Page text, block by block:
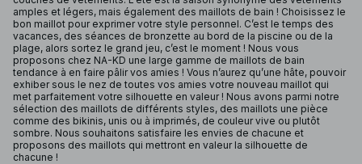
amples et légers, mais également des maillots de bain ! Choisissez le
bon maillot pour exprimer votre style personnel. C’est le temps des
vacances, des séances de bronzette au bord de la piscine ou de la
plage, alors sortez le grand jeu, c’est le moment ! Nous vous
proposons chez NA-KD une large gamme de maillots de bain
tendance à en faire pâlir vos amies ! Vous n’aurez qu’une hâte, pouvoir
exhiber sous le nez de toutes vos amies votre nouveau maillot qui
met parfaitement votre silhouette en valeur ! Nous avons parmi notre
sélection des maillots de différents styles, des maillots une pièce
comme des bikinis, unis ou à imprimés, de couleur vive ou plutôt
sombre. Nous souhaitons satisfaire les envies de chacune et
proposons des maillots qui mettront en valeur la silhouette de
chacune !